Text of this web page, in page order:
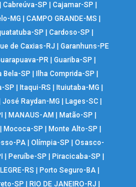
Cabreúva-SP Cajamar-SP
MG |CAMPO GRANDE-MS
SP Cardoso-SP
de Caxias-RJ
Garanhuns-PE
PR| Guariba-SP
Bela-SP Ilha Comprida-SP
SP Itaqui-RS Ituiutaba-MG
José Raydan-MG Lages-SC|
MANAUS-AM Matão-SP
Mococa-SP Monte Alto-SP
PA |Olímpia-SP |Osasco-
Peruíbe-SP Piracicaba-SP
RS Porto Seguro-BA
SP RIO DE JANEIRO-RJ